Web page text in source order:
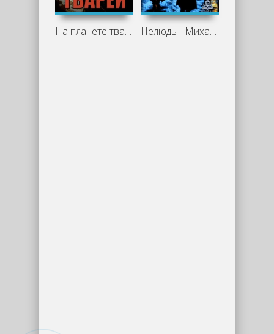
На планете тварей - Михаил Дмитриев Нелюдь - Михаил Дмитриев